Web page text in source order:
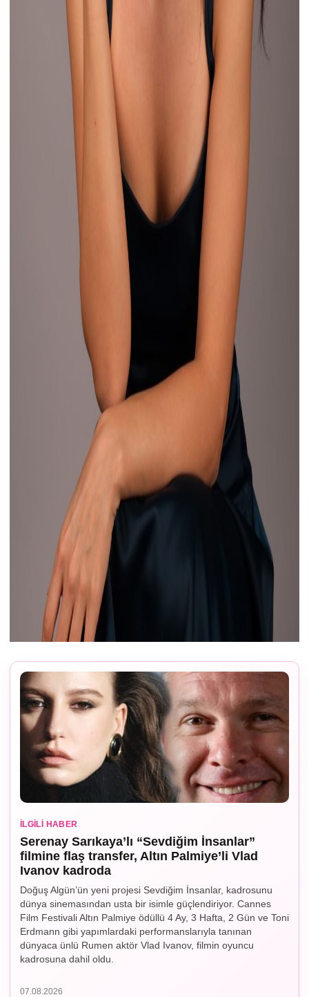
İLGILI HABER
Serenay Sarıkaya’lı “Sevdiğim İnsanlar”
filmine flaş transfer, Altın Palmiye’li Vlad
Ivanov kadroda
Doğuş Algün’ün yeni projesi Sevdiğim İnsanlar, kadrosunu
dünya sinemasından usta bir isimle güçlendiriyor. Cannes
Film Festivali Altın Palmiye ödüllü 4 Ay, 3 Hafta, 2 Gün ve Toni
Erdmann gibi yapımlardaki performanslarıyla tanınan
dünyaca ünlü Rumen aktör Vlad Ivanov, filmin oyuncu
kadrosuna dahil oldu.
07.08.2026